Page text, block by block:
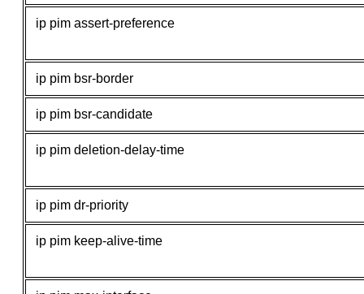
ip pim assert-preference
ip pim bsr-border
ip pim bsr-candidate
ip pim deletion-delay-time
ip pim dr-priority
ip pim keep-alive-time